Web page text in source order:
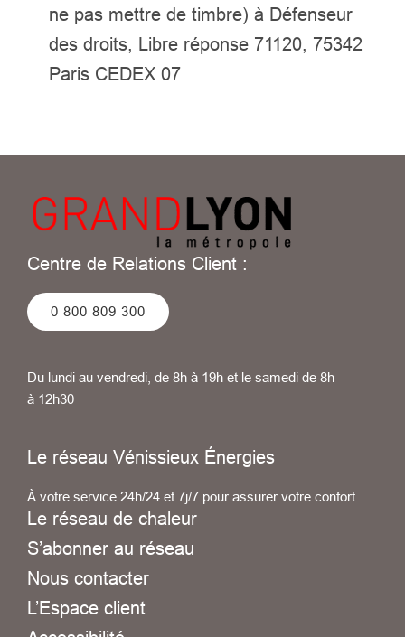
ne pas mettre de timbre) à Défenseur
des droits, Libre réponse 71120, 75342
Paris CEDEX 07
Centre de Relations Client :
0 800 809 300
Du lundi au vendredi, de 8h à 19h et le samedi de 8h
à 12h30
Le réseau Vénissieux Énergies
À votre service 24h/24 et 7j/7 pour assurer votre confort
Le réseau de chaleur
S’abonner au réseau
Nous contacter
L’Espace client